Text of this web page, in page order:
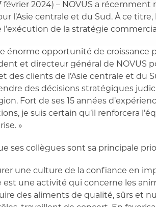
février 2024) – NOVUS a
l’Asie centrale et du Sud. À ce
de la stratégie
énorme opportunité de croissance
et directeur général de NOVUS
des clients de l’Asie centrale et du
des décisions stratégiques
Fort de ses 15 années
je suis certain qu’il renforcera
»
ses collègues sont sa principale
une culture de la confiance en
est une activité qui concerne les
des aliments de qualité, sûrs et